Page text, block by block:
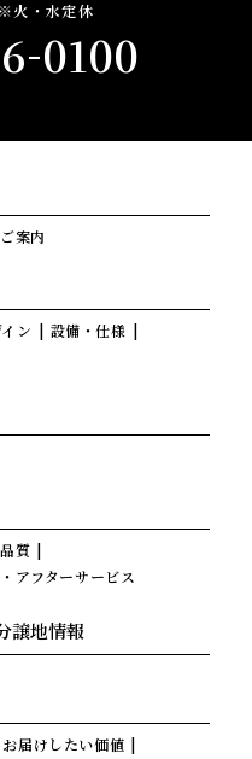
火・水定休
-0100
案内
ン
設備・仕様
質
アフターサービス
譲地情報
お届けしたい価値